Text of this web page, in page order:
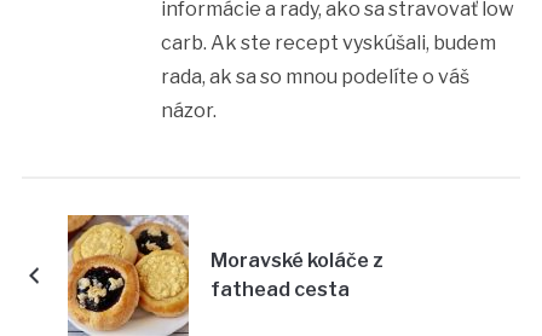
informácie a rady, ako sa stravovať low
carb. Ak ste recept vyskúšali, budem
rada, ak sa so mnou podelíte o váš
názor.
Moravské koláče z
fathead cesta